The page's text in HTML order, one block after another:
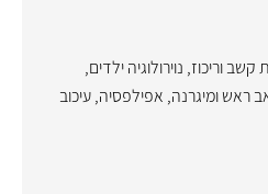
קשב וריכוז, נוירולוגיה ילדים,
ראש ומיגרנה, אפילפסיה,עיכוב